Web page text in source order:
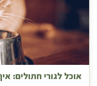
אוכל לגורי חתולים: